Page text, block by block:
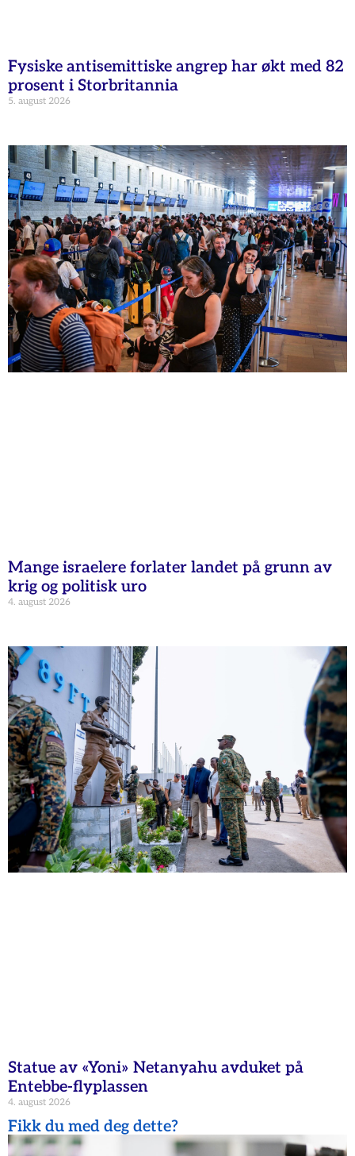
Fysiske antisemittiske angrep har økt med 82
prosent i Storbritannia
5. august 2026
Mange israelere forlater landet på grunn av
krig og politisk uro
4. august 2026
Statue av «Yoni» Netanyahu avduket på
Entebbe-flyplassen
4. august 2026
Fikk du med deg dette?